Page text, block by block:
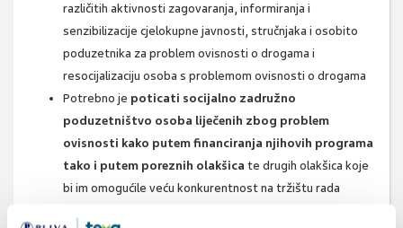
različitih aktivnosti zagovaranja, informiranja i
senzibilizacije cjelokupne javnosti, stručnjaka i osobito
poduzetnika za problem ovisnosti o drogama i
resocijalizaciju osoba s problemom ovisnosti o drogama
Potrebno je poticati socijalno zadružno
poduzetništvo osoba liječenih zbog problem
ovisnosti kako putem financiranja njihovih programa
tako i putem poreznih olakšica te drugih olakšica koje
bi im omogućile veću konkurentnost na tržištu rada
Izvor: Hrvatski zavod za javno zdravstvo, www.hzjz.hr